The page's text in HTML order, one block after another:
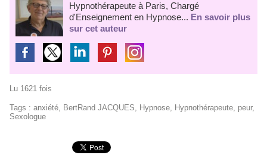
Hypnothérapeute à Paris, Chargé
d'Enseignement en Hypnose... En savoir plus
sur cet auteur
Lu 1621 fois
Tags : anxiété, BertRand JACQUES, Hypnose, Hypnothérapeute, peur,
Sexologue